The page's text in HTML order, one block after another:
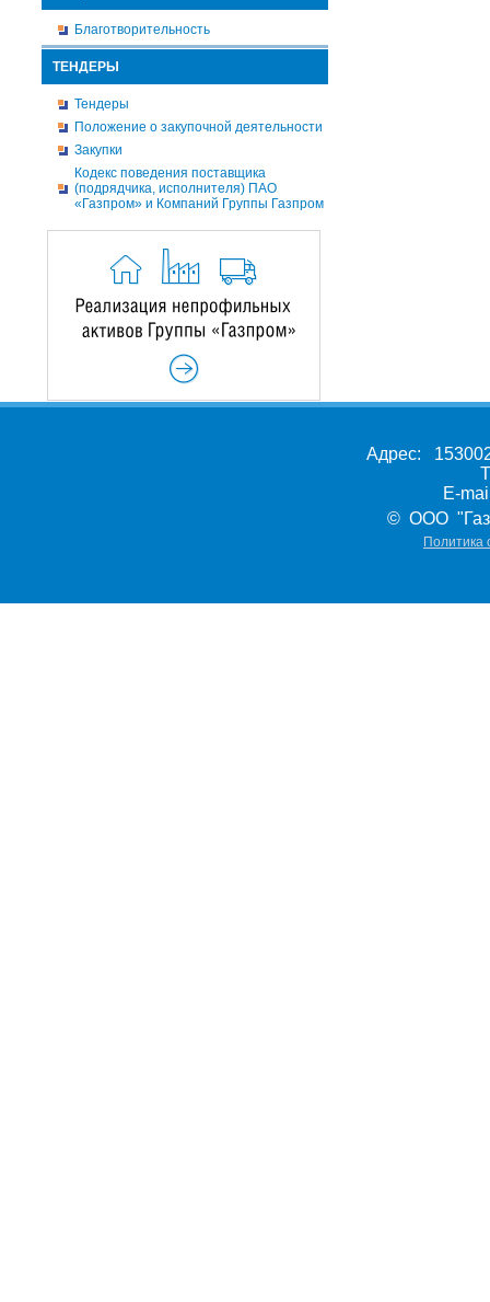
Благотворительность
ТЕНДЕРЫ
Тендеры
Положение о закупочной деятельности
Закупки
Кодекс поведения поставщика
(подрядчика, исполнителя) ПАО
«Газпром» и Компаний Группы Газпром
Адрес:
E-
© ООО
Политика